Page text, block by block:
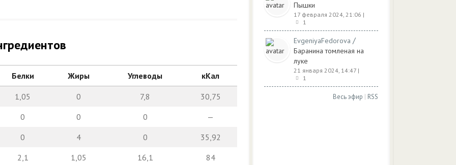
Белки Жиры Углеводы кКал
1,05 0 7,8
30,75
0
0 0
—
0
4 0
35,92
2,1
1,05 16,1
84
Пышки
17 февраля 2024, 21:06 |
1
EvgeniyaFedorova /
Баранина томленая на
луке
21 января 2024, 14:47 |
1
Весь эфир | RSS